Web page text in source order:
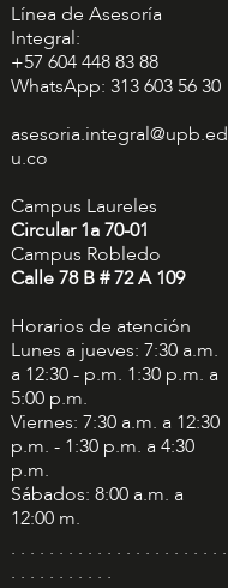
Línea de Asesoría
Integral:
+57 604 448 83 88
WhatsApp: 313 603 56 30
asesoria.integral@upb.ed
u.co
Campus Laureles
Circular 1a 70-01
Campus Robledo
Calle 78 B # 72 A 109
Horarios de atención
Lunes a jueves: 7:30 a.m.
a 12:30 - p.m. 1:30 p.m. a
5:00 p.m.
Viernes: 7:30 a.m. a 12:30
p.m. - 1:30 p.m. a 4:30
p.m.
Sábados: 8:00 a.m. a
12:00 m.
. . . . . . . . . . . . . . . . . . . . . . .
. . . . . . . . . . .